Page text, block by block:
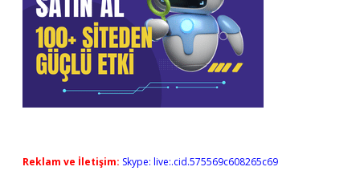
Reklam ve İletişim: Skype: live:.cid.575569c608265c69